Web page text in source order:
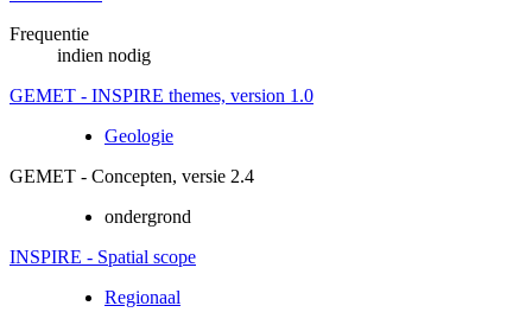
Frequentie
indien nodig
GEMET - INSPIRE themes, version 1.0
Geologie
GEMET - Concepten, versie 2.4
ondergrond
INSPIRE - Spatial scope
Regionaal